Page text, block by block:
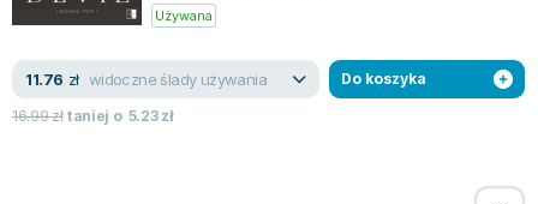
Używana
11.76 zł widoczne ślady używania
16.99złtaniej o 5.23zł
Do koszyka